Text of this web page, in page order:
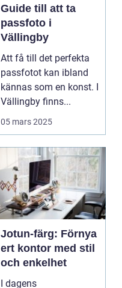
Guide till att ta
passfoto i
Vällingby
Att få till det perfekta
passfotot kan ibland
kännas som en konst. I
Vällingby finns...
05 mars 2025
Jotun-färg: Förnya
ert kontor med stil
och enkelhet
I dagens